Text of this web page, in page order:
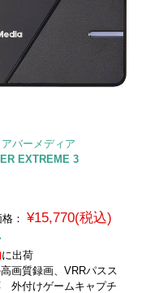
バーメディア
EXTREME 3
： ¥15,770(税込)
に出荷
画質録画、VRRパスス
外付けゲームキャプチ